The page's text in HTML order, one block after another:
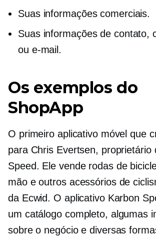
Suas informações comerciais.
Suas informações de contato,
ou e-mail.
Os exemplos do
ShopApp
O primeiro aplicativo móvel que
para Chris Evertsen, proprietário
Speed. Ele vende rodas de
mão e outros acessórios de
da Ecwid. O aplicativo Karbon
um catálogo completo, algumas
sobre o negócio e diversas